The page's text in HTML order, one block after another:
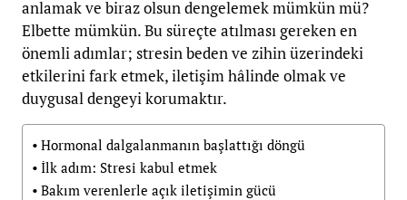
anlamak ve biraz olsun dengelemek mümkün mü?
Elbette mümkün. Bu süreçte atılması gereken en
önemli adımlar; stresin beden ve zihin üzerindeki
etkilerini fark etmek, iletişim hâlinde olmak ve
duygusal dengeyi korumaktır.
Hormonal dalgalanmanın başlattığı döngü
İlk adım: Stresi kabul etmek
Bakım verenlerle açık iletişimin gücü